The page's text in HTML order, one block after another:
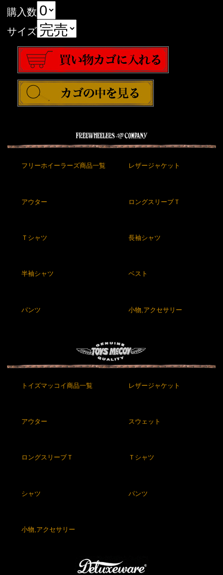
購入数
サイズ
フリーホイーラーズ商品一覧 レザージャケット
アウター ロングスリーブＴ
Ｔシャツ 長袖シャツ
半袖シャツ ベスト
パンツ 小物,アクセサリー
トイズマッコイ商品一覧 レザージャケット
アウター スウェット
ロングスリーブＴ Ｔシャツ
シャツ パンツ
小物,アクセサリー